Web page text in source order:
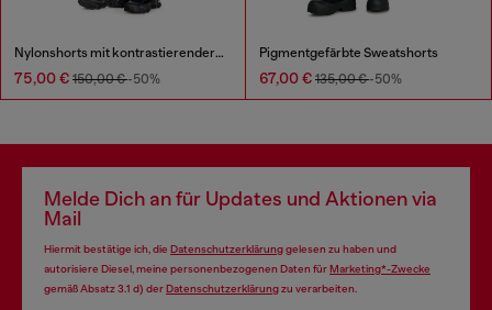
Nylonshorts mit kontrastierender Paspelierung
75,00 € 150,00 €-50%
Pigmentgefärbte Sweatshorts
67,00 € 135,00 €-50%
Melde Dich an für Updates und Aktionen via
Mail
Hiermit bestätige ich, die Datenschutzerklärunggelesen zu haben und
autorisiere Diesel, meine personenbezogenen Daten fürMarketing*-Zwecke
gemäß Absatz 3.1 d) derDatenschutzerklärungzu verarbeiten.